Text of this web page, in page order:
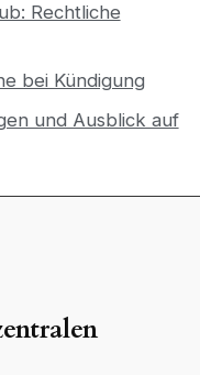
Rechtliche
bei Kündigung
und Ausblick auf